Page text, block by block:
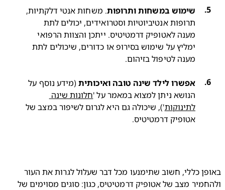
שימוש במשחות ותרופות
. משחות אנטי דלקתיות,
תרופות אנטיביוטיות וסטרואידים, יכולים לתת
מענה לאטופיק דרמטיטיס. ייתכן והצוות הרפואי
ימליץ על שימוש בסירופ או כדורים, שיכולים לתת
מענה לטיפול בזיהום.
אפשרו לילד שינה טובה ואיכותית
(מידע נוסף על
הנושא ניתן למצוא במאמר על '
חלונות שינה
לתינוקות
'), שיכולה גם היא לגרום לשיפור במצב של
אטופיק דרמטיטיס.
באופן כללי, חשוב שתימנעו מכל דבר שעלול לגרות את העור
ולהחמיר מצב של אטופיק דרמטיטיס, כגון: סוגים מסוימים של